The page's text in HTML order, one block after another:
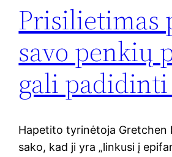
Prisilietimas
savo penkių
gali
Hapetito tyrinėtoja Gretchen
sako, kad ji yra „linkusi į